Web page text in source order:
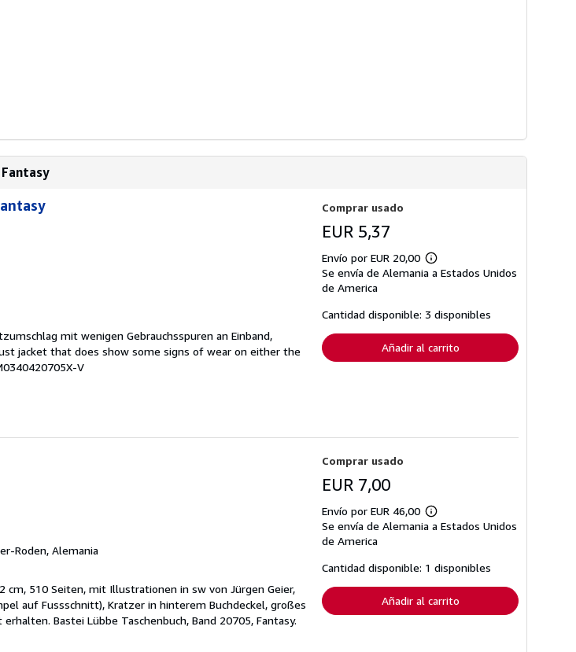
mit wenigen Gebrauchsspuren an Einband,
jacket that does show some signs of wear on either the
V
Comprar usado
EUR 5,37
Envío por EUR 20,00
Más
información
tarifas
de
envío
Se envía de Alemania a Estados Unidos
de America
Cantidad disponible: 3 disponibles
Añadir al carrito
Roden, Alemania
cm, 510 Seiten, mit Illustrationen in sw von Jürgen Geier,
auf Fussschnitt), Kratzer in hinterem Buchdeckel, großes
Bastei Lübbe Taschenbuch, Band 20705, Fantasy.
Comprar usado
EUR 7,00
Envío por EUR 46,00
Más
información
tarifas
de
envío
Se envía de Alemania a Estados Unidos
de America
Cantidad disponible: 1 disponibles
Añadir al carrito